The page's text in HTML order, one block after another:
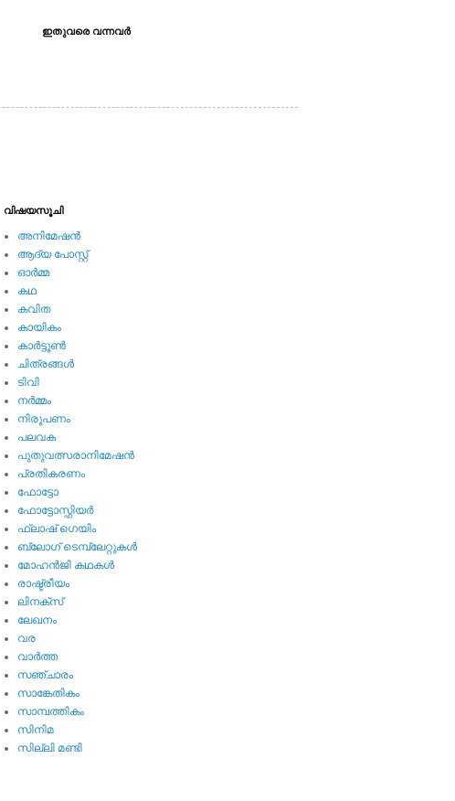
ഇതുവരെ വന്നവര്‍
വിഷയസൂചി
അനിമേഷന്‍
ആദ്യ പോസ്റ്റ്
ഓര്‍മ്മ
കഥ
കവിത
കായികം
കാര്‍ട്ടൂണ്‍
ചിത്രങ്ങള്‍
ടിവി
നര്‍മ്മം
നിരൂപണം
പലവക
പുതുവത്സരാനിമേഷന്‍
പ്രതികരണം
ഫോട്ടോ
ഫോട്ടോസ്ഫിയര്‍
ഫ്ലാഷ്‌ ഗെയിം
ബ്ലോഗ് ടെമ്പ്ലേറ്റുകള്‍
മോഹന്‍ജി കഥകള്‍
രാഷ്ട്രീയം
ലിനക്സ്
ലേഖനം
വര
വാര്‍ത്ത
സഞ്ചാരം
സാങ്കേതികം
സാമ്പത്തികം
സിനിമ
സില്ലി മണ്ടി